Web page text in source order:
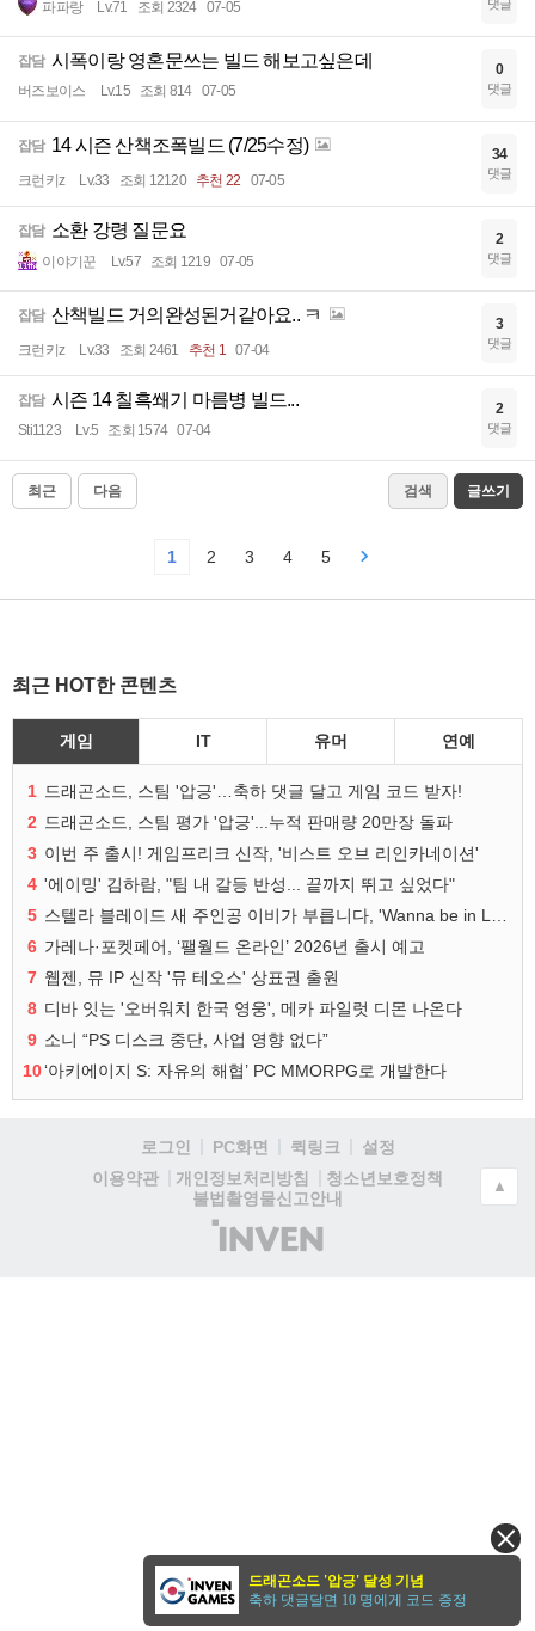
파파랑 Lv.71 조회 2324 07-05 댓글
잡담 시폭이랑 영혼문쓰는 빌드 해보고싶은데
버즈보이스 Lv.15 조회 814 07-05
0
댓글
잡담 14 시즌 산책조폭빌드 (7/25수정)
크런키z Lv.33 조회 12120 추천 22 07-05
34
댓글
잡담 소환 강령 질문요
이야기꾼 Lv.57 조회 1219 07-05
2
댓글
잡담 산책빌드 거의완성된거같아요.. ㅋ
크런키z Lv.33 조회 2461 추천 1 07-04
3
댓글
잡담 시즌 14 칠흑쐐기 마름병 빌드...
Sti1123 Lv.5 조회 1574 07-04
2
댓글
최근 다음 검색 글쓰기
1 2 3 4 5
최근 HOT한 콘텐츠
게임 IT 유머 연예
1 드래곤소드, 스팀 '압긍'…축하 댓글 달고 게임 코드 받자!
2 드래곤소드, 스팀 평가 '압긍'...누적 판매량 20만장 돌파
3 이번 주 출시! 게임프리크 신작, '비스트 오브 리인카네이션'
4 '에이밍' 김하람, "팀 내 갈등 반성... 끝까지 뛰고 싶었다"
5
스텔라 블레이드 새 주인공 이비가 부릅니다, 'Wanna be in LOVE' 뮤비 공개
6 가레나·포켓페어, ‘팰월드 온라인’ 2026년 출시 예고
7 웹젠, 뮤 IP 신작 '뮤 테오스' 상표권 출원
8 디바 잇는 '오버워치 한국 영웅', 메카 파일럿 디몬 나온다
9 소니 “PS 디스크 중단, 사업 영향 없다”
10‘아키에이지 S: 자유의 해협’ PC MMORPG로 개발한다
로그인 PC화면 퀵링크
설정
이용약관
개인정보처리방침
청소년보호정책
불법촬영물신고안내
(주)
인
▲
드래곤소드 '압긍' 달성 기념
축하 댓글달면 10 명에게 코드 증정